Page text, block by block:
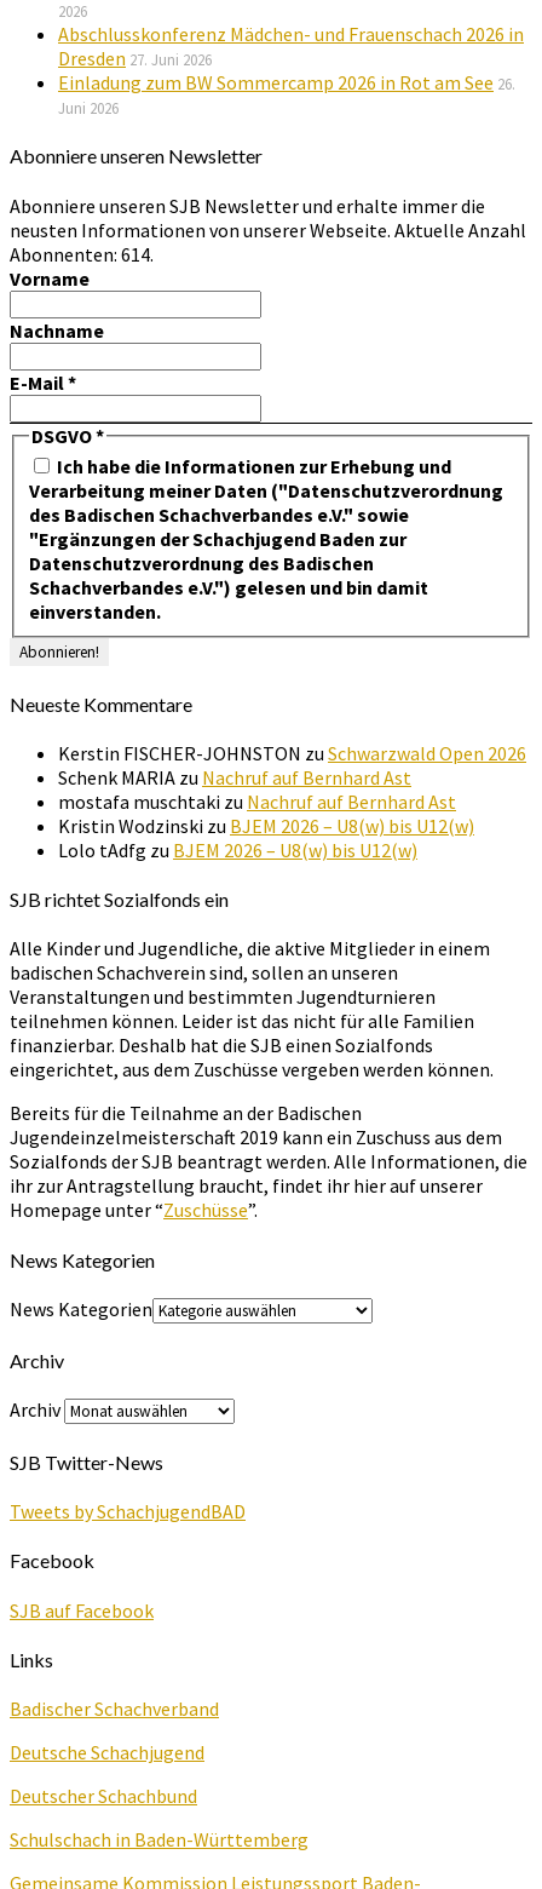
2026
Abschlusskonferenz Mädchen- und Frauenschach 2026 in
Dresden 27. Juni 2026
Einladung zum BW Sommercamp 2026 in Rot am See 26.
Juni 2026
Abonniere unseren Newsletter
Abonniere unseren SJB Newsletter und erhalte immer die
neusten Informationen von unserer Webseite. Aktuelle Anzahl
Abonnenten: 614.
Vorname
Nachname
E-Mail*
DSGVO*
Ich habe die Informationen zur Erhebung und
Verarbeitung meiner Daten ("Datenschutzverordnung
des Badischen Schachverbandes e.V." sowie
"Ergänzungen der Schachjugend Baden zur
Datenschutzverordnung des Badischen
Schachverbandes e.V.") gelesen und bin damit
einverstanden.
Neueste Kommentare
Kerstin FISCHER-JOHNSTON zu Schwarzwald Open 2026
Schenk MARIA zu Nachruf auf Bernhard Ast
mostafa muschtaki zu Nachruf auf Bernhard Ast
Kristin Wodzinski zu BJEM 2026 – U8(w) bis U12(w)
Lolo tAdfg zu BJEM 2026 – U8(w) bis U12(w)
SJB richtet Sozialfonds ein
Alle Kinder und Jugendliche, die aktive Mitglieder in einem
badischen Schachverein sind, sollen an unseren
Veranstaltungen und bestimmten Jugendturnieren
teilnehmen können. Leider ist das nicht für alle Familien
finanzierbar. Deshalb hat die SJB einen Sozialfonds
eingerichtet, aus dem Zuschüsse vergeben werden können.
Bereits für die Teilnahme an der Badischen
Jugendeinzelmeisterschaft 2019 kann ein Zuschuss aus dem
Sozialfonds der SJB beantragt werden. Alle Informationen, die
ihr zur Antragstellung braucht, findet ihr hier auf unserer
Homepage unter “Zuschüsse”.
News Kategorien
News Kategorien
Archiv
Archiv
SJB Twitter-News
Tweets by SchachjugendBAD
Facebook
SJB auf Facebook
Links
Badischer Schachverband
Deutsche Schachjugend
Deutscher Schachbund
Schulschach in Baden-Württemberg
Gemeinsame Kommission Leistungssport Baden-